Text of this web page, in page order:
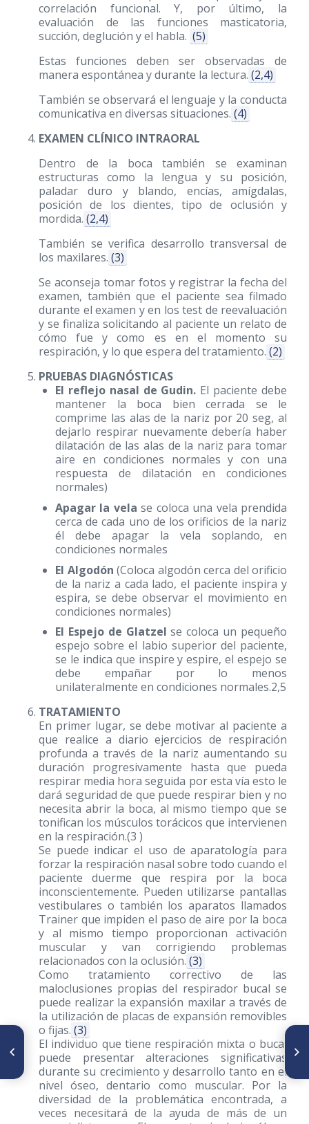
correlación funcional. Y, por último, la
evaluación de las funciones masticatoria,
succión, deglución y el habla. (5)
Estas funciones deben ser observadas de
manera espontánea y durante la lectura. (2,4)
También se observará el lenguaje y la conducta
comunicativa en diversas situaciones. (4)
EXAMEN CLÍNICO INTRAORAL
Dentro de la boca también se examinan
estructuras como la lengua y su posición,
paladar duro y blando, encías, amígdalas,
posición de los dientes, tipo de oclusión y
mordida. (2,4)
También se verifica desarrollo transversal de
los maxilares. (3)
Se aconseja tomar fotos y registrar la fecha del
examen, también que el paciente sea filmado
durante el examen y en los test de reevaluación
y se finaliza solicitando al paciente un relato de
cómo fue y como es en el momento su
respiración, y lo que espera del tratamiento. (2)
PRUEBAS DIAGNÓSTICAS
El reflejo nasal de Gudin. El paciente debe
mantener la boca bien cerrada se le
comprime las alas de la nariz por 20 seg, al
dejarlo respirar nuevamente debería haber
dilatación de las alas de la nariz para tomar
aire en condiciones normales y con una
respuesta de dilatación en condiciones
normales)
Apagar la vela se coloca una vela prendida
cerca de cada uno de los orificios de la nariz
él debe apagar la vela soplando, en
condiciones normales
El Algodón (Coloca algodón cerca del orificio
de la nariz a cada lado, el paciente inspira y
espira, se debe observar el movimiento en
condiciones normales)
El Espejo de Glatzel se coloca un pequeño
espejo sobre el labio superior del paciente,
se le indica que inspire y espire, el espejo se
debe empañar por lo menos
unilateralmente en condiciones normales.2,5
TRATAMIENTO
En primer lugar, se debe motivar al paciente a
que realice a diario ejercicios de respiración
profunda a través de la nariz aumentando su
duración progresivamente hasta que pueda
respirar media hora seguida por esta vía esto le
dará seguridad de que puede respirar bien y no
necesita abrir la boca, al mismo tiempo que se
tonifican los músculos torácicos que intervienen
en la respiración.(3 )
Se puede indicar el uso de aparatología para
forzar la respiración nasal sobre todo cuando el
paciente duerme que respira por la boca
inconscientemente. Pueden utilizarse pantallas
vestibulares o también los aparatos llamados
Trainer que impiden el paso de aire por la boca
y al mismo tiempo proporcionan activación
muscular y van corrigiendo problemas
relacionados con la oclusión. (3)
Como tratamiento correctivo de las
maloclusiones propias del respirador bucal se
puede realizar la expansión maxilar a través de
la utilización de placas de expansión removibles
o fijas. (3)
El individuo que tiene respiración mixta o bucal
puede presentar alteraciones significativas
durante su crecimiento y desarrollo tanto en el
nivel óseo, dentario como muscular. Por la
diversidad de la problemática encontrada, a
veces necesitará de la ayuda de más de un
ARTÍCULO ANTERIOR
Prevalencia de las asimetrías
faciales asociadas al
Síndrome de Rotación Frontal
Morfológica, en pacientes que
asistieron al Servicio de
Odontopediatría-ortopedia
funcional de los maxilares, de
SIGUIENTE ARTÍCULO
Protracción maxilar con mini-
placas en pacientes Clase III
en crecimiento